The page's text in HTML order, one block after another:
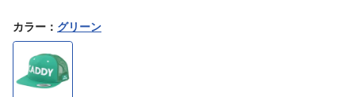
カラー ： グリーン